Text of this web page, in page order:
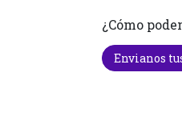
¿Cómo
Envianos